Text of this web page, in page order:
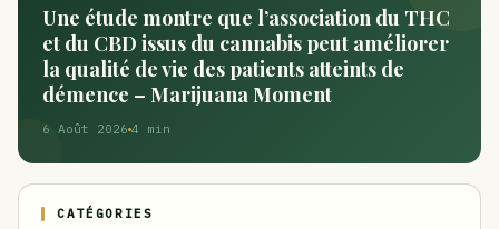
Une étude montre que l’association du THC
et du CBD issus du cannabis peut améliorer
la qualité de vie des patients atteints de
démence – Marijuana Moment
6 Août 2026 4 min
CATÉGORIES